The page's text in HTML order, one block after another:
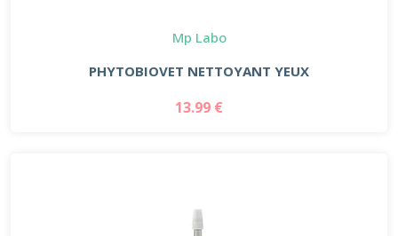
Mp Labo
PHYTOBIOVET NETTOYANT YEUX
13.99 €